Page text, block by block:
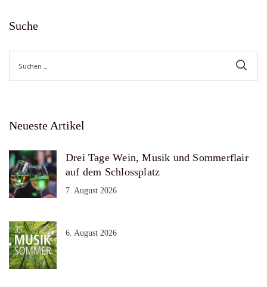
Suche
nach:
Neueste Artikel
Drei Tage Wein, Musik und Sommerflair
auf dem Schlossplatz
7. August 2026
6. August 2026